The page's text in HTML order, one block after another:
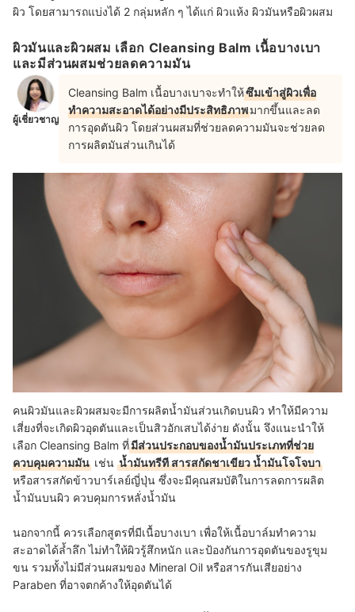
ผิว โดยสามารถแบ่งได้ 2 กลุ่มหลัก ๆ ได้แก่ ผิวแห้ง ผิวมันหรือผิวผสม
ผิวมันและผิวผสม เลือก Cleansing Balm เนื้อบางเบา
และมีส่วนผสมช่วยลดความมัน
ผู้เชี่ยวชาญ
Cleansing Balm เนื้อบางเบาจะทำให้ซึมเข้าสู่ผิวเพื่อ
ทำความสะอาดได้อย่างมีประสิทธิภาพมากขึ้นและลด
การอุดตันผิว โดยส่วนผสมที่ช่วยลดความมันจะช่วยลด
การผลิตมันส่วนเกินได้
คนผิวมันและผิวผสมจะมีการผลิตน้ำมันส่วนเกิดบนผิว ทำให้มีความ
เสี่ยงที่จะเกิดผิวอุดตันและเป็นสิวอักเสบได้ง่าย ดังนั้น จึงแนะนำให้
เลือก Cleansing Balm ที่มีส่วนประกอบของน้ำมันประเภทที่ช่วย
ควบคุมความมัน เช่น น้ำมันทรีที สารสกัดชาเขียว น้ำมันโจโจบา
หรือสารสกัดข้าวบาร์เลย์ญี่ปุ่น ซึ่งจะมีคุณสมบัติในการลดการผลิต
น้ำมันบนผิว ควบคุมการหลั่งน้ำมัน
นอกจากนี้ ควรเลือกสูตรที่มีเนื้อบางเบา เพื่อให้เนื้อบาล์มทำความ
สะอาดได้ล้ำลึก ไม่ทำให้ผิวรู้สึกหนัก และป้องกันการอุดตันของรูขุม
ขน รวมทั้งไม่มีส่วนผสมของ Mineral Oil หรือสารกันเสียอย่าง
Paraben ที่อาจตกค้างให้อุดตันได้